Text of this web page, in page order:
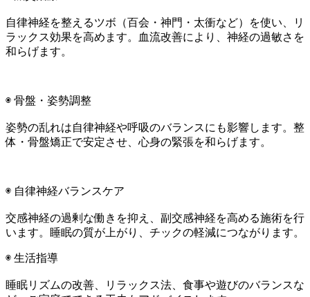
自律神経を整えるツボ（百会・神門・太衝など）を使い、リ
ラックス効果を高めます。血流改善により、神経の過敏さを
和らげます。
◉ 骨盤・姿勢調整
姿勢の乱れは自律神経や呼吸のバランスにも影響します。整
体・骨盤矯正で安定させ、心身の緊張を和らげます。
◉ 自律神経バランスケア
交感神経の過剰な働きを抑え、副交感神経を高める施術を行
います。睡眠の質が上がり、チックの軽減につながります。
◉ 生活指導
睡眠リズムの改善、リラックス法、食事や遊びのバランスな